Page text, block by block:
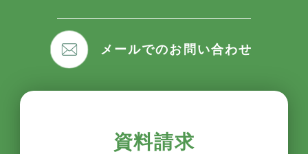
メールでのお問い合わせ
資料請求